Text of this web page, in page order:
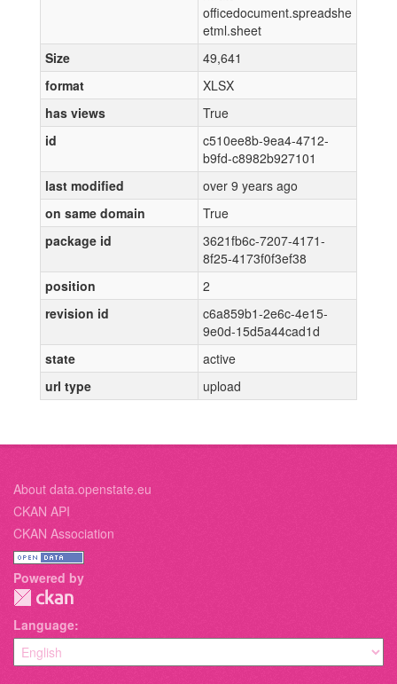
officedocument.spreadshe
etml.sheet
Size
49,641
format
XLSX
has views
True
id
c510ee8b-9ea4-4712-
b9fd-c8982b927101
last modified
over 9 years ago
on same domain
True
package id
3621fb6c-7207-4171-
8f25-4173f0f3ef38
position
2
revision id
c6a859b1-2e6c-4e15-
9e0d-15d5a44cad1d
state
active
url type
upload
About data.openstate.eu
CKAN API
CKAN Association
Powered by
Language